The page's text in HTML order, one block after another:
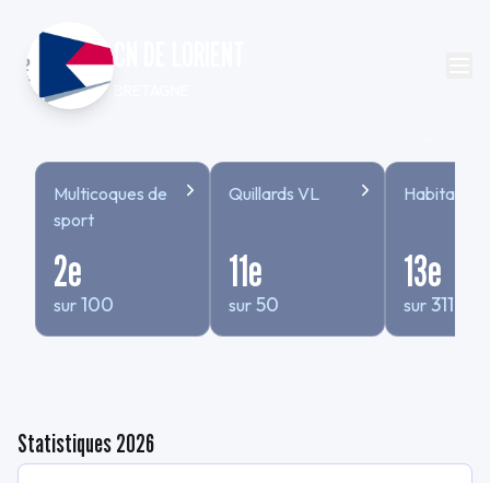
Multicoques de
sport
2e
sur 100
Quillards VL
11e
sur 50
Habitables
13e
sur 311
Statistiques2026